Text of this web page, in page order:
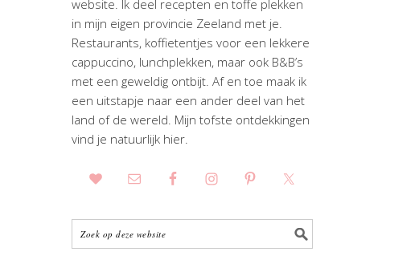
website. Ik deel recepten en toffe plekken
in mijn eigen provincie Zeeland met je.
Restaurants, koffietentjes voor een lekkere
cappuccino, lunchplekken, maar ook B&B’s
met een geweldig ontbijt. Af en toe maak ik
een uitstapje naar een ander deel van het
land of de wereld. Mijn tofste ontdekkingen
vind je natuurlijk hier.